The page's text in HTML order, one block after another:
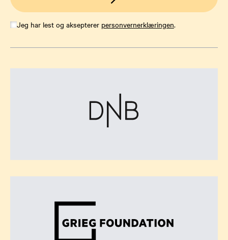
Jeg har lest og aksepterer personvernerklæringen.